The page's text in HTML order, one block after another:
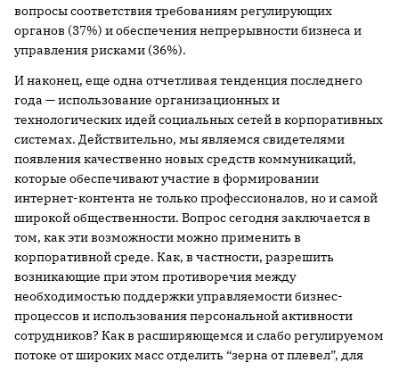
вопросы соответствия требованиям регулирующих
органов (37%) и обеспечения непрерывности бизнеса и
управления рисками (36%).
И наконец, еще одна отчетливая тенденция последнего
года — использование организационных и
технологических идей социальных сетей в корпоративных
системах. Действительно, мы являемся свидетелями
появления качественно новых средств коммуникаций,
которые обеспечивают участие в формировании
интернет-контента не только профессионалов, но и самой
широкой общественности. Вопрос сегодня заключается в
том, как эти возможности можно применить в
корпоративной среде. Как, в частности, разрешить
возникающие при этом противоречия между
необходимостью поддержки управляемости бизнес-
процессов и использования персональной активности
сотрудников? Как в расширяющемся и слабо регулируемом
потоке от широких масс отделить “зерна от плевел”, для